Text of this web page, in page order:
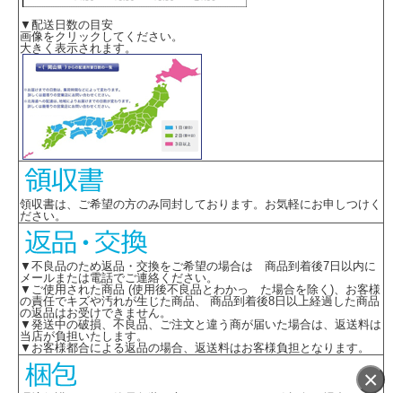
×
▼配送日数の目安
画像をクリックしてください。
大きく表示されます。
領収書は、ご希望の方のみ同封しております。お気軽にお申しつけく
ださい。
▼不良品のため返品・交換をご希望の場合は 商品到着後7日以内に
メールまたは電話でご連絡ください。
▼ご使用された商品 (使用後不良品とわかっ た場合を除く)、お客様
の責任でキズや汚れが生じた商品、 商品到着後8日以上経過した商品
の返品はお受けできません。
▼発送中の破損、不良品、ご注文と違う商が届いた場合は、返送料は
当店が負担いたします。
▼お客様都合による返品の場合、返送料はお客様負担となります。